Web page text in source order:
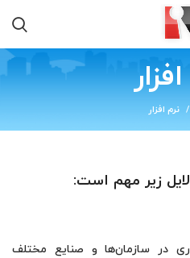
نرم افزار
زیر مهم است:
در سازمان‌ها و صنایع مختلف